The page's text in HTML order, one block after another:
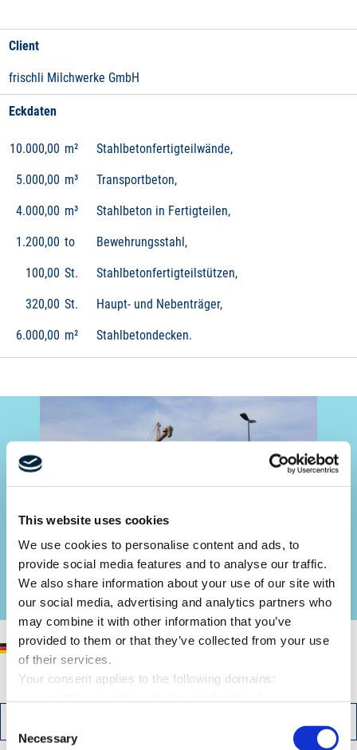
This website uses cookies
We use cookies to personalise content and ads, to
provide social media features and to analyse our traffic.
We also share information about your use of our site with
our social media, advertising and analytics partners who
may combine it with other information that you’ve
provided to them or that they’ve collected from your use
of their services.
Your consent applies to the following domains:
www.freytag-vdlinde.de, www.franz-wickel.de, www.lmr-
Selection
Necessary
Client
frischli Milchwerke GmbH
Eckdaten
10.000,00 m² Stahlbetonfertigteilwände,
5.000,00 m³ Transportbeton,
4.000,00 m³ Stahlbeton in Fertigteilen,
1.200,00 to Bewehrungsstahl,
100,00 St. Stahlbetonfertigteilstützen,
320,00 St. Haupt- und Nebenträger,
6.000,00 m² Stahlbetondecken.
Please note that our projects are only available in German.